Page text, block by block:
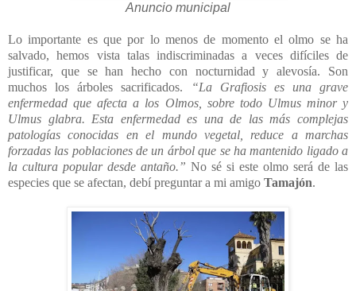
Anuncio municipal
Lo importante es que por lo menos de momento el olmo se ha
salvado, hemos vista talas indiscriminadas a veces difíciles de
justificar, que se han hecho con nocturnidad y alevosía. Son
muchos los árboles sacrificados.
“La Grafiosis es una grave
enfermedad que afecta a los Olmos, sobre todo Ulmus minor y
Ulmus glabra. Esta enfermedad es una de las más complejas
patologías conocidas en el mundo vegetal, reduce a marchas
forzadas las poblaciones de un árbol que se ha mantenido ligado a
la cultura popular desde antaño.” No sé si este olmo será de las
especies que se afectan, debí preguntar a mi amigo Tamajón.